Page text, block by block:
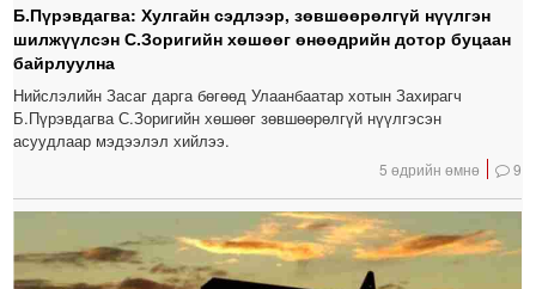
Б.Пүрэвдагва: Хулгайн сэдлээр, зөвшөөрөлгүй нүүлгэн
шилжүүлсэн С.Зоригийн хөшөөг өнөөдрийн дотор буцаан
байрлуулна
Нийслэлийн Засаг дарга бөгөөд Улаанбаатар хотын Захирагч
Б.Пүрэвдагва С.Зоригийн хөшөөг зөвшөөрөлгүй нүүлгэсэн
асуудлаар мэдээлэл хийлээ.
5 өдрийн өмнө 9